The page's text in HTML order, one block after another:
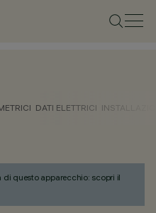
DATI ELETTRICI
di questo apparecchio: scopri il